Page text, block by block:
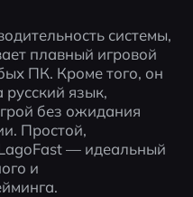
системы,
плавный игровой
ПК. Кроме того, он
язык,
без ожидания
Простой,
— идеальный
и